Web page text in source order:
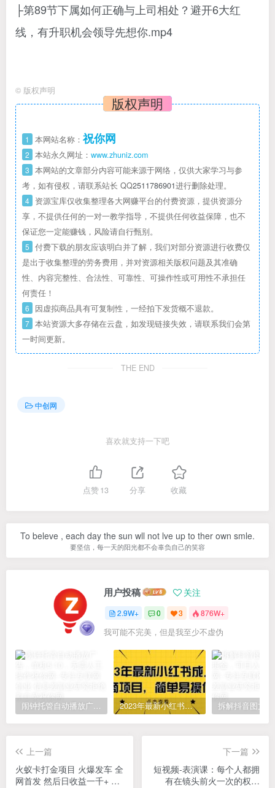
├第89节下属如何正确与上司相处？避开6大红
线，有升职机会领导先想你.mp4
© 版权声明
版权声明
1 本网站名称： 祝你网
2 本站永久网址： www.zhuniz.com
3 本网站的文章部分内容可能来源于网络，仅供大家学习与参
考，如有侵权，请联系站长 QQ2511786901进行删除处理。
4 资源宝库仅收集整理各大网赚平台的付费资源，提供资源分
享，不提供任何的一对一教学指导，不提供任何收益保障，也不
保证您一定能赚钱，风险请自行甄别。
5 付费下载的朋友应该明白并了解，我们对部分资源进行收费仅
是出于收集整理的劳务费用，并对资源相关版权问题及其准确
性、内容完整性、合法性、可靠性、可操作性或可用性不承担任
何责任！
6 因虚拟商品具有可复制性，一经拍下发货概不退款。
7 本站资源大多存储在云盘，如发现链接失效，请联系我们会第
一时间更新。
THE END
中创网
喜欢就支持一下吧
点赞13 分享 收藏
To beleve , each day the sun wll not lve up to ther own smle.
要坚信，每一天的阳光都不会辜负自己的笑容
用户投稿 关注
2.9W+ 0 3 876W+
我可能不完美，但是我至少不虚伪
闹钟托管自动播放广告，单机5-10，无需人工操作 2023年最新小红书成人电商项目，简单易操作【详细教程】
上一篇
火蚁卡打金项目 火爆发车 全
网首发 然后日收益一千+ 单
下一篇
短视频-表演课：每个人都拥
有在镜头前火一次的权利